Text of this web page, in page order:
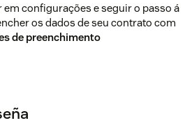
em configurações e seguir o passo á
os dados de seu contrato com
de preenchimento